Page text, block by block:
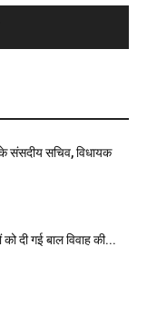
संसदीय सचिव, विधायक
दी गई बाल विवाह की...